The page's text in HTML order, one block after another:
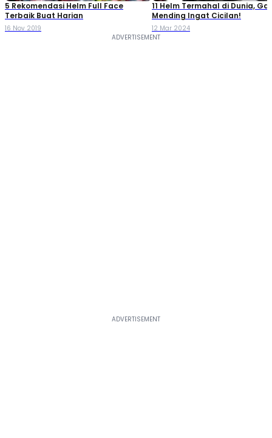
5 Rekomendasi Helm Full Face
Terbaik Buat Harian
16 Nov 2019
11 Helm Termahal di Dunia,
Mending Ingat Cicilan!
12 Mar 2024